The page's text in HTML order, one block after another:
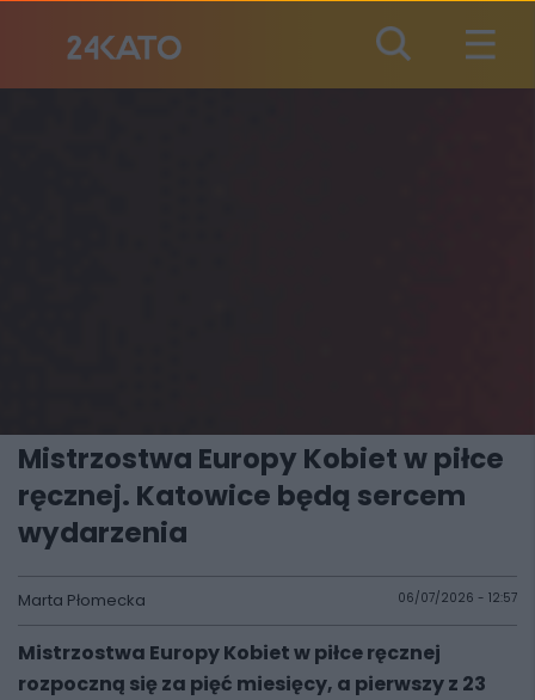
Mistrzostwa Europy Kobiet w piłce
ręcznej. Katowice będą sercem
wydarzenia
Marta Płomecka 06/07/2026 - 12:57
Mistrzostwa Europy Kobiet w piłce ręcznej
rozpoczną się za pięć miesięcy, a pierwszy z 23